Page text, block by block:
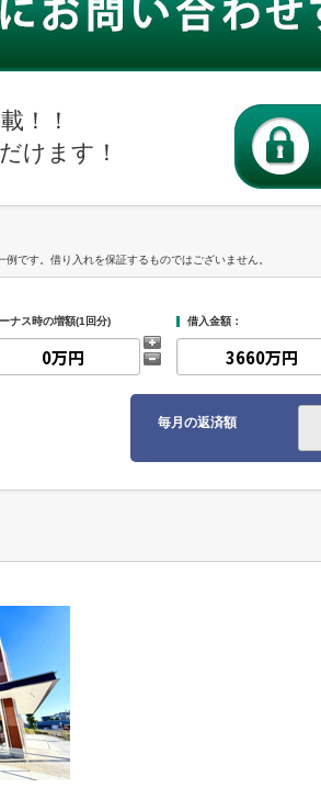
！！
けます！
です。借り入れを保証するものではございません。
ナス時の増額(1回分) 借入金額：
毎月の返済額